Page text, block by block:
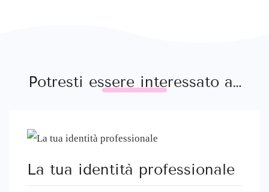
Potresti essere interessato a…
La tua identità professionale